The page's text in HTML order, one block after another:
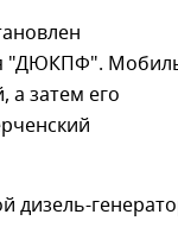
"ДЮКПФ".
а затем его
дизель-